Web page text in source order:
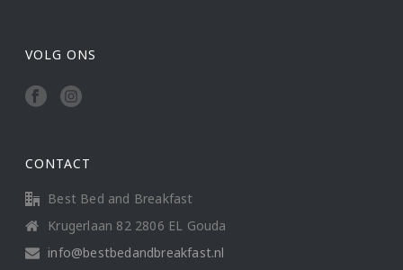
VOLG ONS
CONTACT
Best Bed and Breakfast
Krugerlaan 82 2806 EL Gouda
info@bestbedandbreakfast.nl